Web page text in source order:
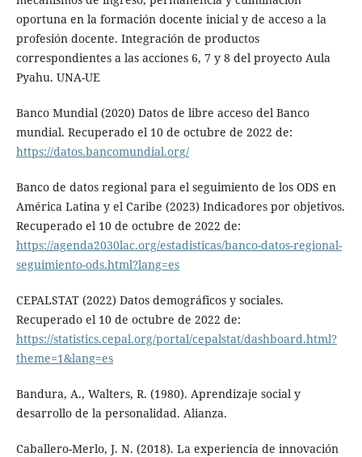
oportuna en la formación docente inicial y de acceso a la
profesión docente. Integración de productos
correspondientes a las acciones 6, 7 y 8 del proyecto Aula
Pyahu. UNA-UE
Banco Mundial (2020) Datos de libre acceso del Banco
mundial. Recuperado el 10 de octubre de 2022 de:
https://datos.bancomundial.org/
Banco de datos regional para el seguimiento de los ODS en
América Latina y el Caribe (2023) Indicadores por objetivos.
Recuperado el 10 de octubre de 2022 de:
https://agenda2030lac.org/estadisticas/banco-datos-regional-
seguimiento-ods.html?lang=es
CEPALSTAT (2022) Datos demográficos y sociales.
Recuperado el 10 de octubre de 2022 de:
https://statistics.cepal.org/portal/cepalstat/dashboard.html?
theme=1&lang=es
Bandura, A., Walters, R. (1980). Aprendizaje social y
desarrollo de la personalidad. Alianza.
Caballero-Merlo, J. N. (2018). La experiencia de innovación